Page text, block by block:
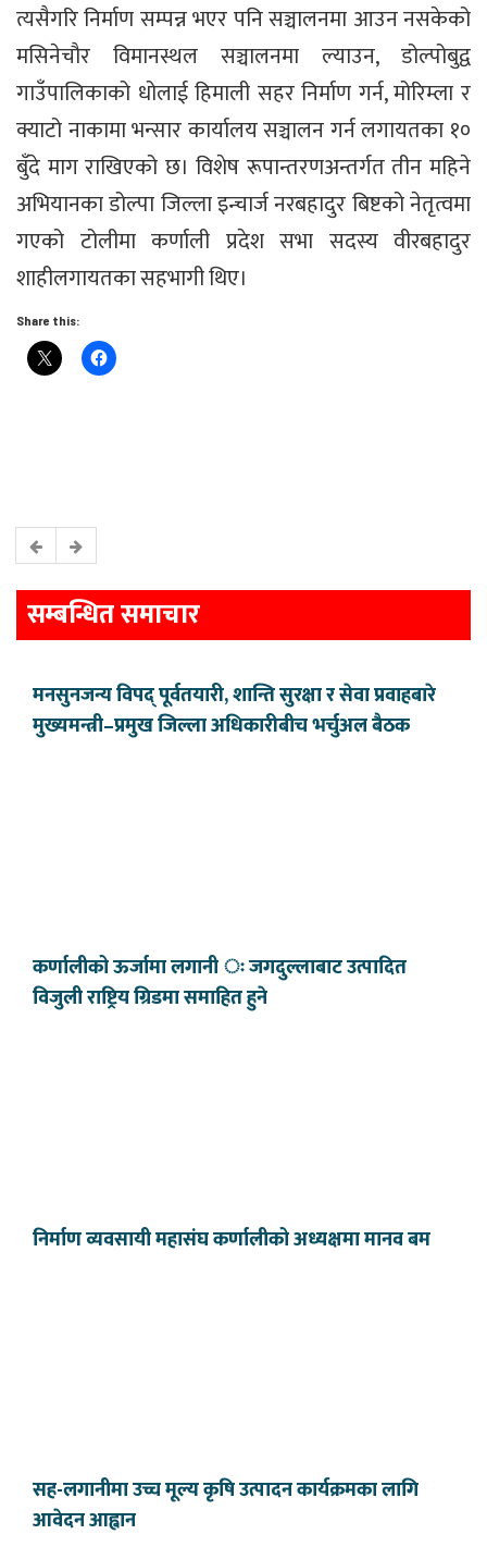
त्यसैगरि निर्माण सम्पन्न भएर पनि सञ्चालनमा आउन नसकेको
मसिनेचौर विमानस्थल सञ्चालनमा ल्याउन, डोल्पोबुद्व
गाउँपालिकाको धोलाई हिमाली सहर निर्माण गर्न, मोरिम्ला र
क्याटो नाकामा भन्सार कार्यालय सञ्चालन गर्न लगायतका १०
बुँदे माग राखिएको छ। विशेष रूपान्तरणअन्तर्गत तीन महिने
अभियानका डोल्पा जिल्ला इन्चार्ज नरबहादुर बिष्टको नेतृत्वमा
गएको टोलीमा कर्णाली प्रदेश सभा सदस्य वीरबहादुर
शाहीलगायतका सहभागी थिए।
Share this:
सम्बन्धित समाचार
मनसुनजन्य विपद् पूर्वतयारी, शान्ति सुरक्षा र सेवा प्रवाहबारे
मुख्यमन्त्री–प्रमुख जिल्ला अधिकारीबीच भर्चुअल बैठक
कर्णालीको ऊर्जामा लगानी ः जगदुल्लाबाट उत्पादित
विजुली राष्ट्रिय ग्रिडमा समाहित हुने
निर्माण व्यवसायी महासंघ कर्णालीको अध्यक्षमा मानव बम
सह-लगानीमा उच्च मूल्य कृषि उत्पादन कार्यक्रमका लागि
आवेदन आह्वान